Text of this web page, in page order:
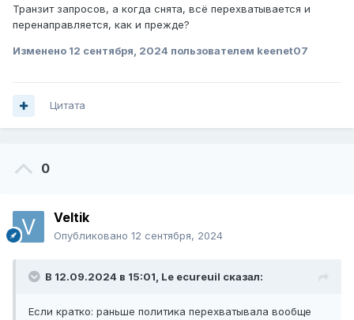
Транзит запросов, а когда снята, всё перехватывается и
перенаправляется, как и прежде?
Изменено 12 сентября, 2024 пользователем keenet07
Цитата
0
Veltik
Опубликовано 12 сентября, 2024
В 12.09.2024 в 15:01, Le ecureuil сказал:
Если кратко: раньше политика перехватывала вообще